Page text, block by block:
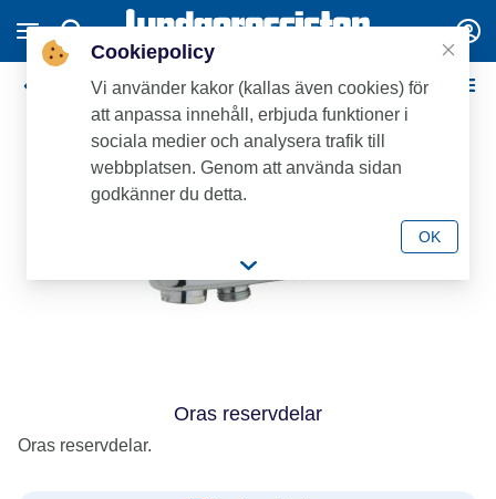
Oras Reservdelar
Oras reservdelar
Oras reservdelar.
Cookiepolicy
Vi använder kakor (kallas även cookies) för
att anpassa innehåll, erbjuda funktioner i
sociala medier och analysera trafik till
webbplatsen. Genom att använda sidan
godkänner du detta.
OK